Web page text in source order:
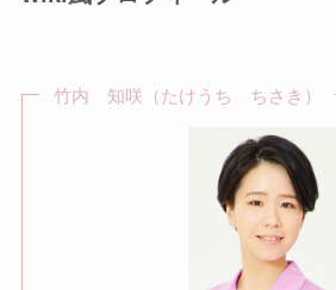
竹内 知咲（たけうち ちさき）